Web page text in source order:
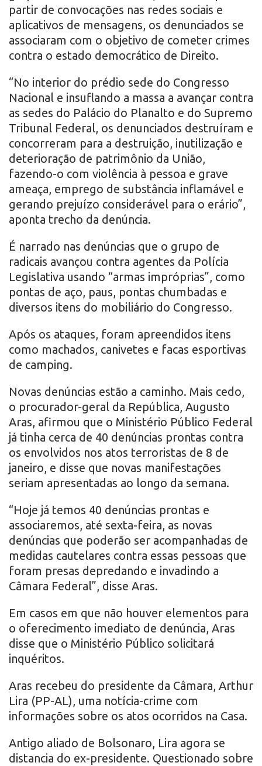
partir de convocações nas redes sociais e
aplicativos de mensagens, os denunciados se
associaram com o objetivo de cometer crimes
contra o estado democrático de Direito.
“No interior do prédio sede do Congresso
Nacional e insuflando a massa a avançar contra
as sedes do Palácio do Planalto e do Supremo
Tribunal Federal, os denunciados destruíram e
concorreram para a destruição, inutilização e
deterioração de patrimônio da União,
fazendo-o com violência à pessoa e grave
ameaça, emprego de substância inflamável e
gerando prejuízo considerável para o erário”,
aponta trecho da denúncia.
É narrado nas denúncias que o grupo de
radicais avançou contra agentes da Polícia
Legislativa usando “armas impróprias”, como
pontas de aço, paus, pontas chumbadas e
diversos itens do mobiliário do Congresso.
Após os ataques, foram apreendidos itens
como machados, canivetes e facas esportivas
de camping.
Novas denúncias estão a caminho. Mais cedo,
o procurador-geral da República, Augusto
Aras, afirmou que o Ministério Público Federal
já tinha cerca de 40 denúncias prontas contra
os envolvidos nos atos terroristas de 8 de
janeiro, e disse que novas manifestações
seriam apresentadas ao longo da semana.
“Hoje já temos 40 denúncias prontas e
associaremos, até sexta-feira, as novas
denúncias que poderão ser acompanhadas de
medidas cautelares contra essas pessoas que
foram presas depredando e invadindo a
Câmara Federal”, disse Aras.
Em casos em que não houver elementos para
o oferecimento imediato de denúncia, Aras
disse que o Ministério Público solicitará
inquéritos.
Aras recebeu do presidente da Câmara, Arthur
Lira (PP-AL), uma notícia-crime com
informações sobre os atos ocorridos na Casa.
Antigo aliado de Bolsonaro, Lira agora se
distancia do ex-presidente. Questionado sobre